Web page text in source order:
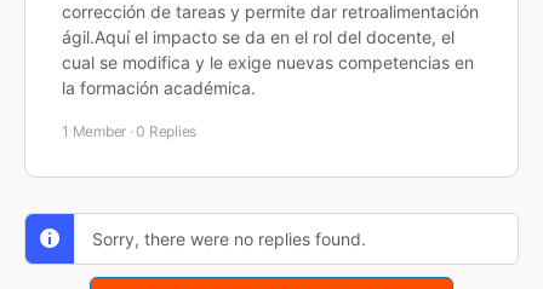
corrección de tareas y permite dar retroalimentación
ágil.Aquí el impacto se da en el rol del docente, el
cual se modifica y le exige nuevas competencias en
la formación académica.
1 Member ·0 Replies
Sorry, there were no replies found.